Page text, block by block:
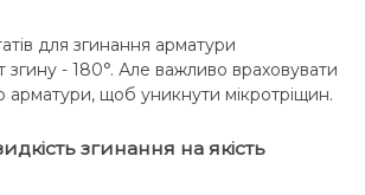
для згинання арматури
згину - 180°. Але важливо враховувати
арматури, щоб уникнути мікротріщин.
згинання на якість